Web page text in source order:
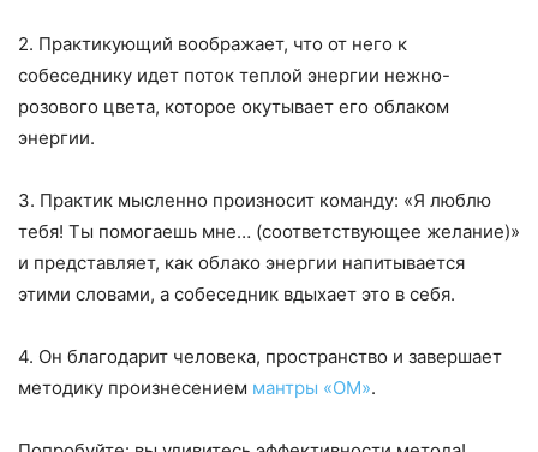
2. Практикующий воображает, что от него к
собеседнику идет поток теплой энергии нежно-
розового цвета, которое окутывает его облаком
энергии.
3. Практик мысленно произносит команду: «Я люблю
тебя! Ты помогаешь мне… (соответствующее желание)»
и представляет, как облако энергии напитывается
этими словами, а собеседник вдыхает это в себя.
4. Он благодарит человека, пространство и завершает
методику произнесением мантры «ОМ».